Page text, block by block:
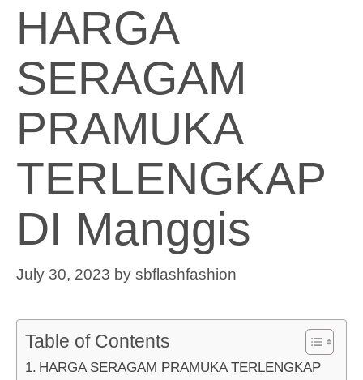
HARGA
SERAGAM
PRAMUKA
TERLENGKAP
DI Manggis
July 30, 2023 by sbflashfashion
Table of Contents
HARGA SERAGAM PRAMUKA TERLENGKAP